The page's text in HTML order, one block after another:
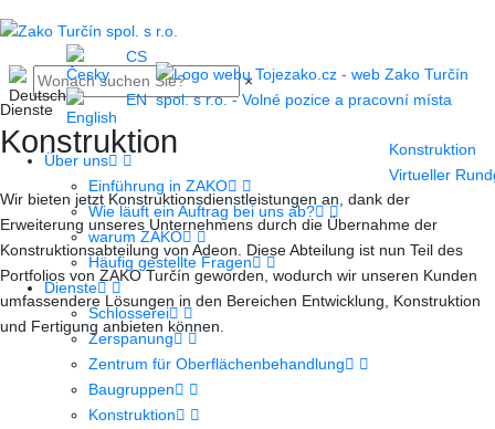
CS
EN
Über uns
Einführung in ZAKO
Wie läuft ein Auftrag bei uns ab?
warum ZAKO
Häufig gestellte Fragen
Dienste
Schlosserei
Zerspanung
Zentrum für Oberflächenbehandlung
Baugruppen
Konstruktion
×
Konstruktion
Virtueller
Konstruktion
Dienste
Wir bieten jetzt Konstruktionsdienstleistungen an, dank der
Erweiterung unseres Unternehmens durch die Übernahme der
Konstruktionsabteilung von Adeon. Diese Abteilung ist nun Teil des
Portfolios von ZAKO Turčín geworden, wodurch wir unseren Kunden
umfassendere Lösungen in den Bereichen Entwicklung, Konstruktion
und Fertigung anbieten können.